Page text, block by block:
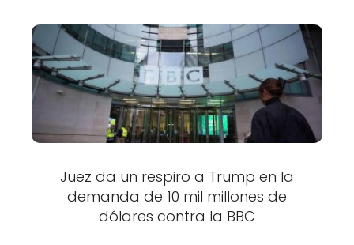
Juez da un respiro a Trump en la
demanda de 10 mil millones de
dólares contra la BBC